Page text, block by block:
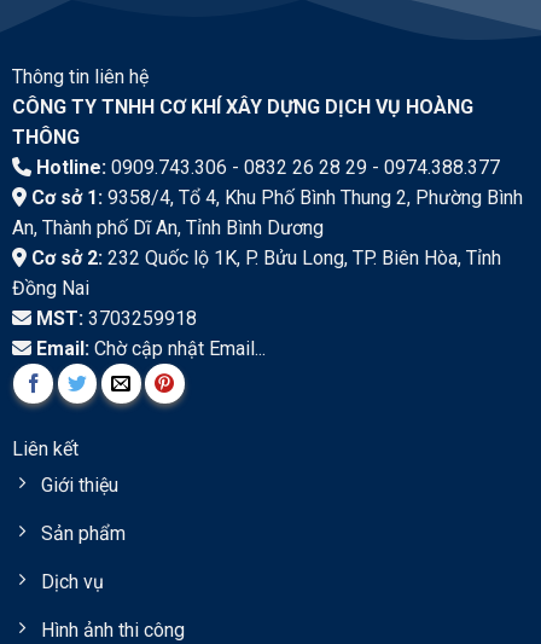
Thông tin liên hệ
CÔNG TY TNHH CƠ KHÍ XÂY DỰNG DỊCH VỤ HOÀNG
THÔNG
Hotline:0909.743.306 - 0832 26 28 29 - 0974.388.377
Cơ sở 1:9358/4, Tổ 4, Khu Phố Bình Thung 2, Phường Bình
An, Thành phố Dĩ An, Tỉnh Bình Dương
Cơ sở 2:232 Quốc lộ 1K, P. Bửu Long, TP. Biên Hòa, Tỉnh
Đồng Nai
MST:3703259918
Email:Chờ cập nhật Email...
Liên kết
Giới thiệu
Sản phẩm
Dịch vụ
Hình ảnh thi công